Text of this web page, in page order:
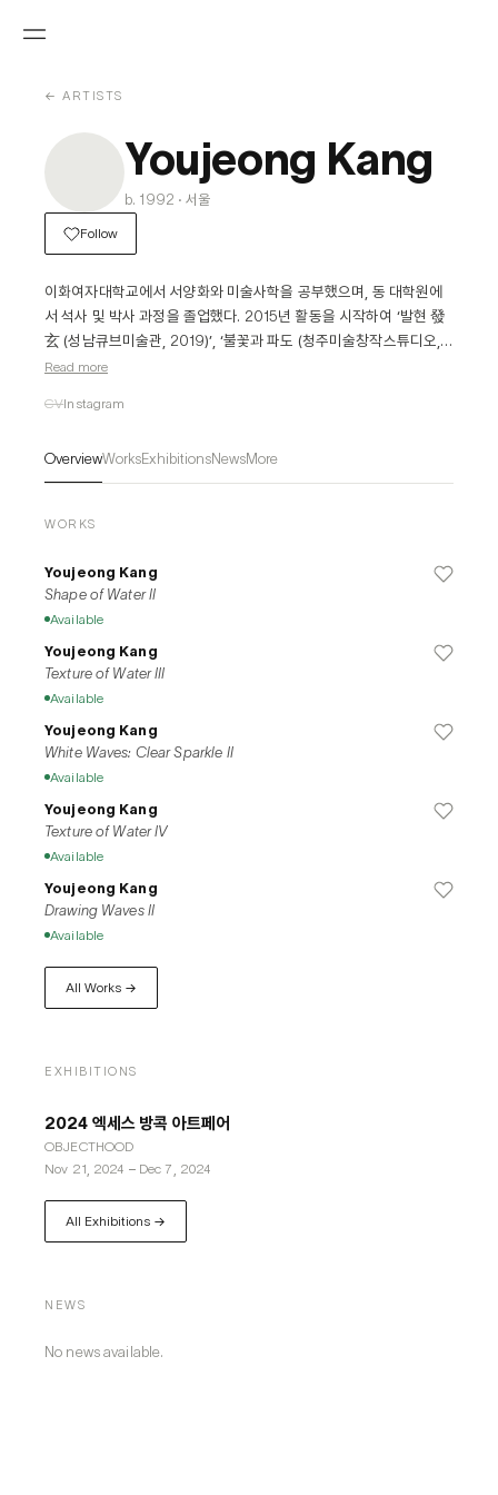
← ARTISTS
Youjeong Kang
b. 1992 · 서울
Follow
이화여자대학교에서 서양화와 미술사학을 공부했으며, 동 대학원에
서 석사 및 박사 과정을 졸업했다. 2015년 활동을 시작하여 ‘발현 發
玄 (성남큐브미술관, 2019)’, ‘불꽃과 파도 (청주미술창작스튜디오,
2020)’, ‘에스키스 심포니 (상업화랑, 2022)’ 등 개인전을 열었다. 또
몽구 재단의 ONSO ARTIST (2022)에 선정되었으며, 청주미술창
론을 다룬 석사와 박사 학위 논문으로 두 차례 우수학위논문상을 수상
했다.
Read more
CVInstagram
OverviewWorksExhibitionsNewsMore
WORKS
Youjeong Kang
Shape of Water II
Available
Youjeong Kang
Texture of Water III
Available
Youjeong Kang
White Waves: Clear Sparkle II
Available
Youjeong Kang
Texture of Water IV
Available
Youjeong Kang
Drawing Waves II
Available
All Works →
EXHIBITIONS
2024 엑세스 방콕 아트페어
OBJECTHOOD
Nov 21, 2024 – Dec 7, 2024
All Exhibitions →
NEWS
No news available.